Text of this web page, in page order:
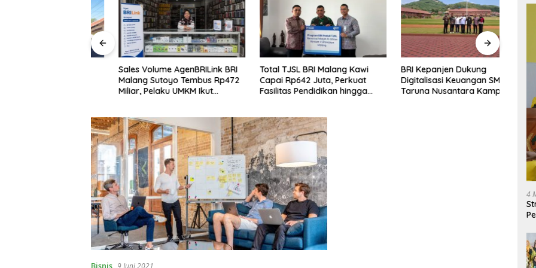
Sales Volume AgenBRILink BRI
Malang Sutoyo Tembus Rp472
Miliar, Pelaku UMKM Ikut
Total TJSL BRI Malang Kawi
Capai Rp642 Juta, Perkuat
Fasilitas Pendidikan hingga
BRI Kepanjen Dukung
Digitalisasi Keuangan SMA
Taruna Nusantara Kampus
BRI
Bisnis 9 Juni 2021
4